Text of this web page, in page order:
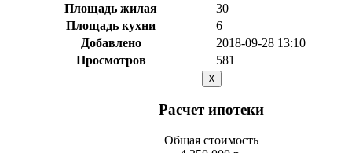
Площадь жилая
30
Площадь кухни
6
Добавлено
2018-09-28 13:10
Просмотров
581
X
Расчет ипотеки
Общая стоимость